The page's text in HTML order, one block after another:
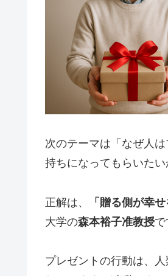
次のテーマは「なぜ人
持ちになってもらいたい
正解は、 「贈る側が幸
大学の森本裕子准教授で
プレゼントの行動は、